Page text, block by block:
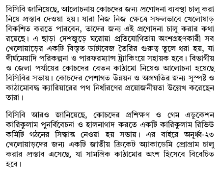
বিসিবি জানিয়েছে, আলোচনায় কোচদের জন্য প্রণোদনা ব্যবস্থা চালু করা
নিয়ে প্রস্তাব দেওয়া হয়। যারা নিজ নিজ ক্ষেত্রে সফলভাবে খেলোয়াড়
বিকশিত করতে পারবেন, তাদের জন্য এই প্রণোদনা চালু করার কথা
রয়েছে। এ ছাড়া দেশজুড়ে ঘরোয়া প্রতিযোগিতায় অংশগ্রহণকারী সব
খেলোয়াড়ের একটি বিস্তৃত ডাটাবেজ তৈরির গুরুত্ব তুলে ধরা হয়, যা
দীর্ঘমেয়াদি পরিকল্পনা ও পারফরম্যান্স ট্র্যাকিংয়ে সহায়ক হবে। বিভাগীয়
ও জেলা পর্যায়ের কোচদের বেতন কাঠামো নিয়েও আলোচনা হয়েছে
বিসিবির সভায়। কোচদের পেশাগত উন্নয়ন ও অগ্রগতির জন্য সুস্পষ্ট ও
কাঠামোবদ্ধ ক্যারিয়ারের পথ নির্ধারণের প্রয়োজনীয়তা উল্লেখ করেছেন
তারা।
বিসিবি আরও জানিয়েছে, কোচদের প্রশিক্ষণ ও গেম এডুকেশন
কারিকুলাম পুনর্বিবেচনা ও হালনাগাদ করতে একটি কারিকুলাম রিভিউ
কমিটি গঠনের সিদ্ধান্ত নেওয়া হয় সভায়। এর বাইরে অনূর্ধ্ব-২৩
খেলোয়াড়দের জন্য একটি জাতীয় ক্রিকেট অ্যাকাডেমি প্রোগ্রাম চালু
করার প্রস্তাব এসেছে, যা সামগ্রিক কাঠামোর অংশ হিসেবে বিবেচিত
হবে।